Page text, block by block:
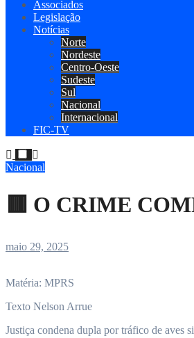
Associados
Legislação
Notícias
Norte
Nordeste
Centro-Oeste
Sudeste
Sul
Nacional
Internacional
FIC-TV
Nacional
🟥 O CRIME
maio 29, 2025
Matéria: MPRS
Texto Nelson Arrue
Justiça condena dupla por tráfico de aves